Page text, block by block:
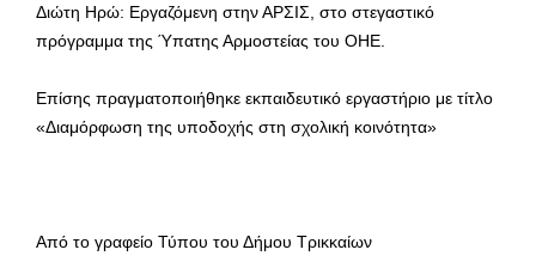
Διώτη Ηρώ: Εργαζόμενη στην ΑΡΣΙΣ, στο στεγαστικό
πρόγραμμα της Ύπατης Αρμοστείας του ΟΗΕ.
Επίσης πραγματοποιήθηκε εκπαιδευτικό εργαστήριο με τίτλο
«Διαμόρφωση της υποδοχής στη σχολική κοινότητα»
Από το γραφείο Τύπου του Δήμου Τρικκαίων